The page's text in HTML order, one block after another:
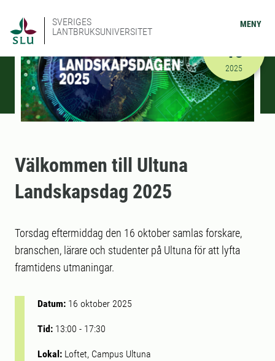
SVERIGES
LANTBRUKSUNIVERSITET
MENY
2025-10-
16
2025
Välkommen till Ultuna
Landskapsdag 2025
Torsdag eftermiddag den 16 oktober samlas forskare,
branschen, lärare och studenter på Ultuna för att lyfta
framtidens utmaningar.
Datum: 16 oktober 2025
Tid: 13:00 - 17:30
Lokal: Loftet, Campus Ultuna